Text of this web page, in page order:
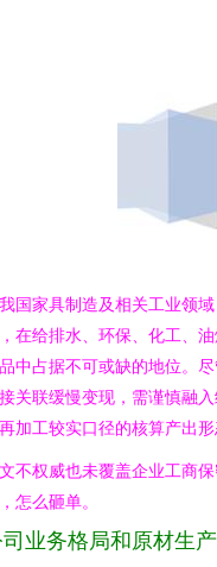
国家具制造及相关工业领
在给排水、环保、化工、
中占据不可或缺的地位。
关联缓慢变现，需谨慎融
加工较实口径的核算产出形
不权威也未覆盖企业工商
怎么砸单。
业务格局和原材生